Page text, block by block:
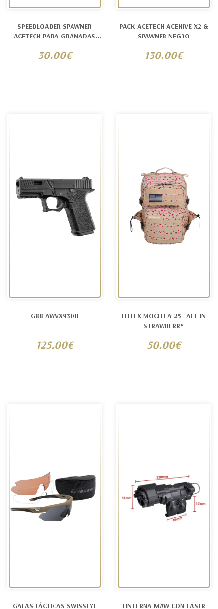
SPEEDLOADER SPAWNER
ACETECH PARA GRANADAS
30.00€
PACK ACETECH ACEHIVE X2 &
SPAWNER NEGRO
130.00€
GBB AWVX9300
125.00€
ELITEX MOCHILA 25L ALL IN
STRAWBERRY
50.00€
GAFAS TÁCTICAS SWISSEYE LINTERNA MAW CON LASER